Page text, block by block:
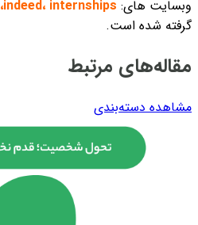
وبسایت های: ،indeed، internships
گرفته شده است.
مقاله‌های مرتبط
مشاهده دسته‌بندی